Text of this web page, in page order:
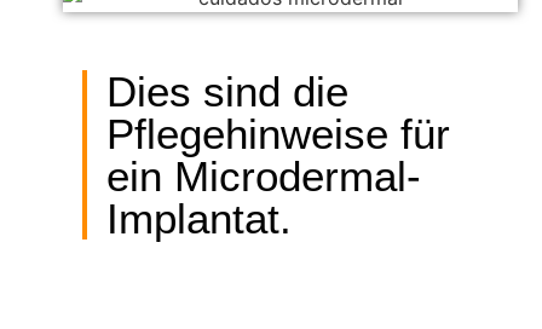
Dies sind die
Pflegehinweise für
ein Microdermal-
Implantat.